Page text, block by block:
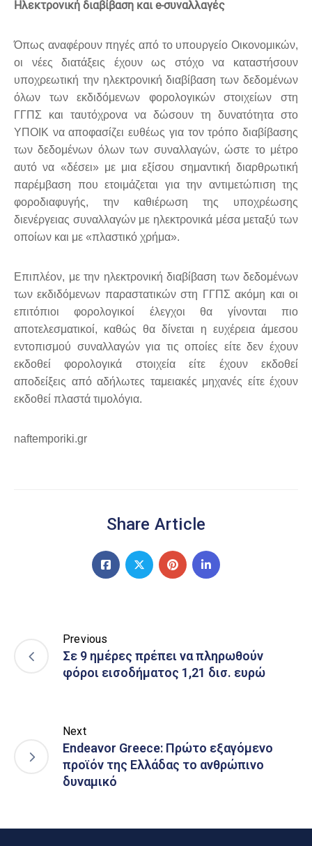
Ηλεκτρονική διαβίβαση και e-συναλλαγές
Όπως αναφέρουν πηγές από το υπουργείο Οικονομικών,
οι νέες διατάξεις έχουν ως στόχο να καταστήσουν
υποχρεωτική την ηλεκτρονική διαβίβαση των δεδομένων
όλων των εκδιδόμενων φορολογικών στοιχείων στη
ΓΓΠΣ και ταυτόχρονα να δώσουν τη δυνατότητα στο
ΥΠΟΙΚ να αποφασίζει ευθέως για τον τρόπο διαβίβασης
των δεδομένων όλων των συναλλαγών, ώστε το μέτρο
αυτό να «δέσει» με μια εξίσου σημαντική διαρθρωτική
παρέμβαση που ετοιμάζεται για την αντιμετώπιση της
φοροδιαφυγής, την καθιέρωση της υποχρέωσης
διενέργειας συναλλαγών με ηλεκτρονικά μέσα μεταξύ των
οποίων και με «πλαστικό χρήμα».
Επιπλέον, με την ηλεκτρονική διαβίβαση των δεδομένων
των εκδιδόμενων παραστατικών στη ΓΓΠΣ ακόμη και οι
επιτόπιοι φορολογικοί έλεγχοι θα γίνονται πιο
αποτελεσματικοί, καθώς θα δίνεται η ευχέρεια άμεσου
εντοπισμού συναλλαγών για τις οποίες είτε δεν έχουν
εκδοθεί φορολογικά στοιχεία είτε έχουν εκδοθεί
αποδείξεις από αδήλωτες ταμειακές μηχανές είτε έχουν
εκδοθεί πλαστά τιμολόγια.
naftemporiki.gr
Share Article
Previous
Σε 9 ημέρες πρέπει να πληρωθούν
φόροι εισοδήματος 1,21 δισ. ευρώ
Next
Endeavor Greece: Πρώτο εξαγόμενο
προϊόν της Ελλάδας το ανθρώπινο
δυναμικό